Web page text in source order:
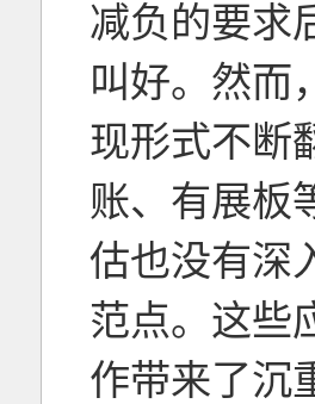
减负的要求
叫好。然而
现形式不断
账、有展板
估也没有深
范点。这些
作带来了沉